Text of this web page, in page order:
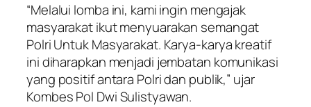
“Melalui lomba ini, kami ingin mengajak
masyarakat ikut menyuarakan semangat
Polri Untuk Masyarakat. Karya-karya kreatif
ini diharapkan menjadi jembatan komunikasi
yang positif antara Polri dan publik,” ujar
Kombes Pol Dwi Sulistyawan.